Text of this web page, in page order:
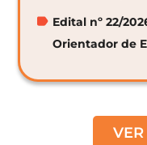
Edital nº 22/
Orientador de